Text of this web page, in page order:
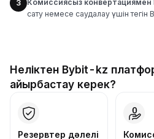
3 Комиссиясыз конвертациямен
сату немесе саудалау үшін тегін
Неліктен Bybit-kz
айырбастау керек?
Резервтер дәлелі